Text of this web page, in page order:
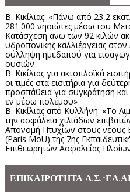
Β. Κικίλιας: «Πάνω από 23,2
281.000 νησιώτες μέσω του
Κατάσχεση άνω των 92 κιλών
υδροπονικής καλλιέργειας
σύλληψη ημεδαπού για
ουσιών
Β. Κικίλιας για ακτοπλοϊκά
οι τιμές στα εισιτήρια για
προσπάθεια για συγκράτηση
εν μέσω πολέμου»
Β. Κικίλιας από Κυλλήνη: «Το
την ασφάλεια χιλιάδων
Απονομή Πτυχίων στους νέους
(Paris MoU) της 7ης
Επιθεωρητών Ασφαλείας
ΕΠΙΚΑΙΡΟΤΗΤΑ Λ.Σ.-